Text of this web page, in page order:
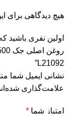
هیچ دیدگاهی
اولین نفری باشید
L21092”
نشانی ایمیل شما
علامت‌گذاری
امتیاز شما *